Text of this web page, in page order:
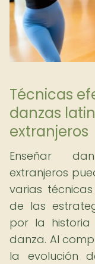
Técnicas
danzas
extranjeros
Enseñar
extranjeros
varias
de las
por la
danza. Al
la evolución